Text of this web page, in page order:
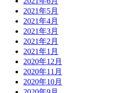
2021年5月
2021年4月
2021年3月
2021年2月
2021年1月
2020年12月
2020年11月
2020年10月